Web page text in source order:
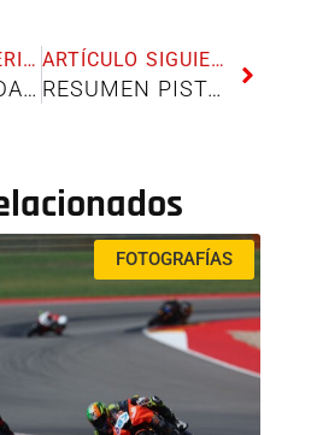
ARTÍCULO ANTERIOR
RESUMEN RODADA CIRCUITO DE MOTORLAND 20 FEBRERO 2022
ARTÍCULO SIGUIENTE
RESUMEN PISTA – CIRCUITO DE JEREZ 28 FEBRERO 2022
FOTOGRAFÍAS